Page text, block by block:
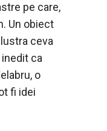
pe care,
Un obiect
ceva
ca
o
fi idei